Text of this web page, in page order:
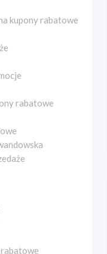
kupony rabatowe
rabatowe